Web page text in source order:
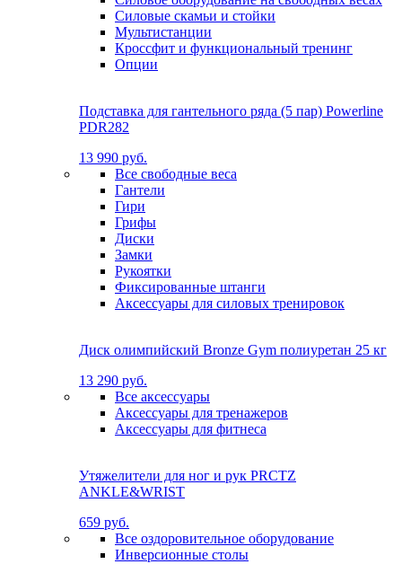
Силовые скамьи и стойки
Мультистанции
Кроссфит и функциональный тренинг
Опции
Подставка для гантельного ряда (5 пар) Powerline
PDR282
13 990 руб.
Все свободные веса
Гантели
Гири
Грифы
Диски
Замки
Рукоятки
Фиксированные штанги
Аксессуары для силовых тренировок
Диск олимпийский Bronze Gym полиуретан 25 кг
13 290 руб.
Все аксессуары
Аксессуары для тренажеров
Аксессуары для фитнеса
Утяжелители для ног и рук PRCTZ
ANKLE&WRIST
659 руб.
Все оздоровительное оборудование
Инверсионные столы